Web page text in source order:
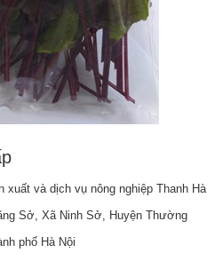
xuất và dịch vụ nông nghiệp Thanh Hà
Sở, Xã Ninh Sở, Huyện Thường
phố Hà Nội